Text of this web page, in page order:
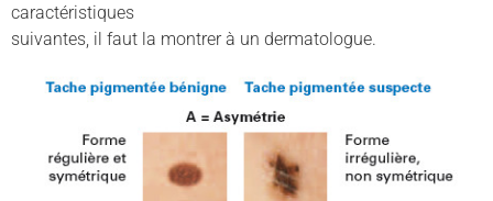
caractéristiques
suivantes, il faut la montrer à un dermatologue.